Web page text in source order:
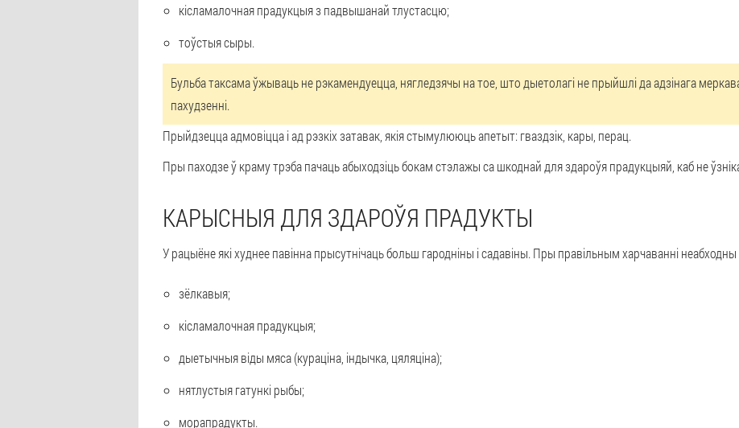
кісламалочная прадукцыя з падвышанай тлустасцю;
тоўстыя сыры.
Бульба таксама ўжываць не рэкамендуецца, нягледзячы на тое, што дыетолагі не прыйшлі да адзінага
пахудзенні.
Прыйдзецца адмовіцца і ад рэзкіх затавак, якія стымулююць апетыт: гваздзік, кары, перац.
Пры паходзе ў краму трэба пачаць абыходзіць бокам стэлажы са шкоднай для здароўя прадукцыяй, каб не
КАРЫСНЫЯ ДЛЯ ЗДАРОЎЯ ПРАДУКТЫ
У рацыёне які худнее павінна прысутнічаць больш гародніны і садавіны. Пры правільным харчаванні
зёлкавыя;
кісламалочная прадукцыя;
дыетычныя віды мяса (кураціна, індычка, цяляціна);
нятлустыя гатункі рыбы;
морапрадукты.